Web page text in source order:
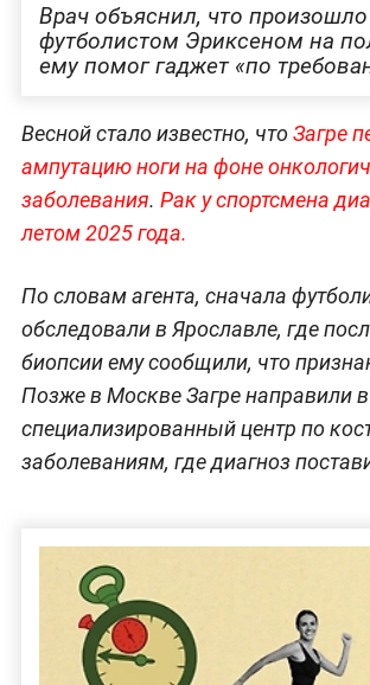
Врач объяснил, что
футболистом Эриксеном на
ему помог гаджет «по
Весной стало известно, чтоЗагре
ампутацию ноги на фоне
заболевания. Рак у спортсмена
летом 2025 года.
По словам агента, сначала
обследовали в Ярославле, где
биопсии ему сообщили, что
Позже в Москве Загре направили в
специализированный центр по
заболеваниям, где диагноз